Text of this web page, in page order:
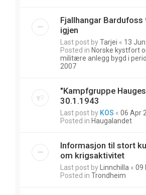
Fjallhangar
igjen
Last post byTarjei « 13
Posted in Norske kystfort
militære anlegg bygd i
2007
"Kampfgruppe
30.1.1943
Last post by KOS « 06 Apr
Posted in Haugalandet
Informasjon til stort
om krigsaktivitet
Last post by Linnchilla « 09
Posted in Trondheim